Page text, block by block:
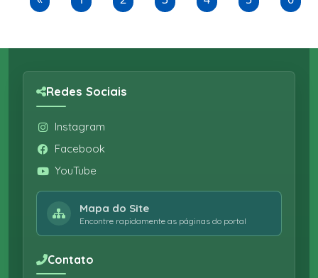
Redes Sociais
Instagram
Facebook
YouTube
Mapa do Site
Encontre rapidamente as páginas do portal
Contato